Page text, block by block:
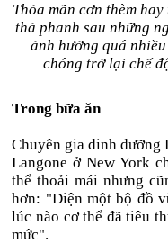
Thỏa mãn cơn thèm
thả phanh sau những
ảnh hưởng quá
chóng trở lại chế
Trong bữa ăn
Chuyên gia dinh dưỡng
Langone ở New York
thể thoải mái nhưng
hơn: "Diện một bộ đồ
lúc nào cơ thể đã tiêu
mức".